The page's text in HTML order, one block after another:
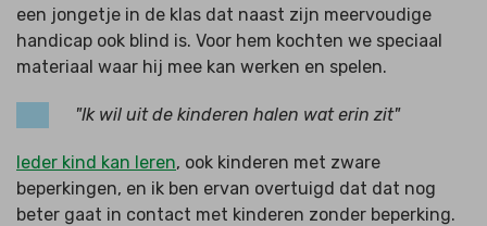
een jongetje in de klas dat naast zijn meervoudige
handicap ook blind is. Voor hem kochten we speciaal
materiaal waar hij mee kan werken en spelen.
"Ik wil uit de kinderen halen wat erin zit"
Ieder kind kan leren, ook kinderen met zware
beperkingen, en ik ben ervan overtuigd dat dat nog
beter gaat in contact met kinderen zonder beperking.